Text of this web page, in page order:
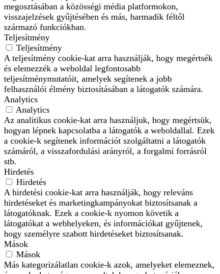
megosztásában a közösségi média platformokon,
visszajelzések gyűjtésében és más, harmadik féltől
származó funkciókban.
Teljesítmény
Teljesítmény
A teljesítmény cookie-kat arra használják, hogy megértsék
és elemezzék a weboldal legfontosabb
teljesítménymutatóit, amelyek segítenek a jobb
felhasználói élmény biztosításában a látogatók számára.
Analytics
Analytics
Az analitikus cookie-kat arra használjuk, hogy megértsük,
hogyan lépnek kapcsolatba a látogatók a weboldallal. Ezek
a cookie-k segítenek információt szolgáltatni a látogatók
számáról, a visszafordulási arányról, a forgalmi forrásról
stb.
Hirdetés
Hirdetés
A hirdetési cookie-kat arra használják, hogy releváns
hirdetéseket és marketingkampányokat biztosítsanak a
látogatóknak. Ezek a cookie-k nyomon követik a
látogatókat a webhelyeken, és információkat gyűjtenek,
hogy személyre szabott hirdetéseket biztosítsanak.
Mások
Mások
Más kategorizálatlan cookie-k azok, amelyeket elemeznek,